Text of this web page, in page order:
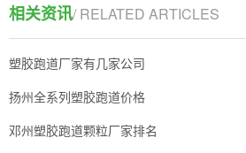
相关资讯/ RELATED ARTICLES
塑胶跑道厂家有几家公司
扬州全系列塑胶跑道价格
邓州塑胶跑道颗粒厂家排名